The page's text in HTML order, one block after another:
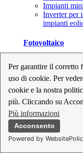
Per garantire il corretto
uso di cookie. Per
cookie e la nostra
più. Cliccando su
Più informazioni
Acconsento
Powered by
Impianti
Inverter per
impianti
Fotovoltaico
Inverter per
Kit per
Moduli
Sistemi di
Strumenti di
fotovoltaici
Supporti
Geotermia